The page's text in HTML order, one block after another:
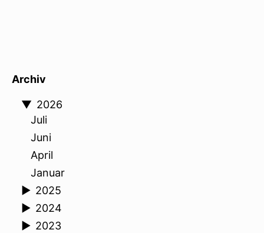
Archiv
▼ 2026
Juli
Juni
April
Januar
► 2025
► 2024
► 2023